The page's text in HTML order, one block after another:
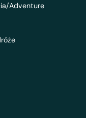
Adventure